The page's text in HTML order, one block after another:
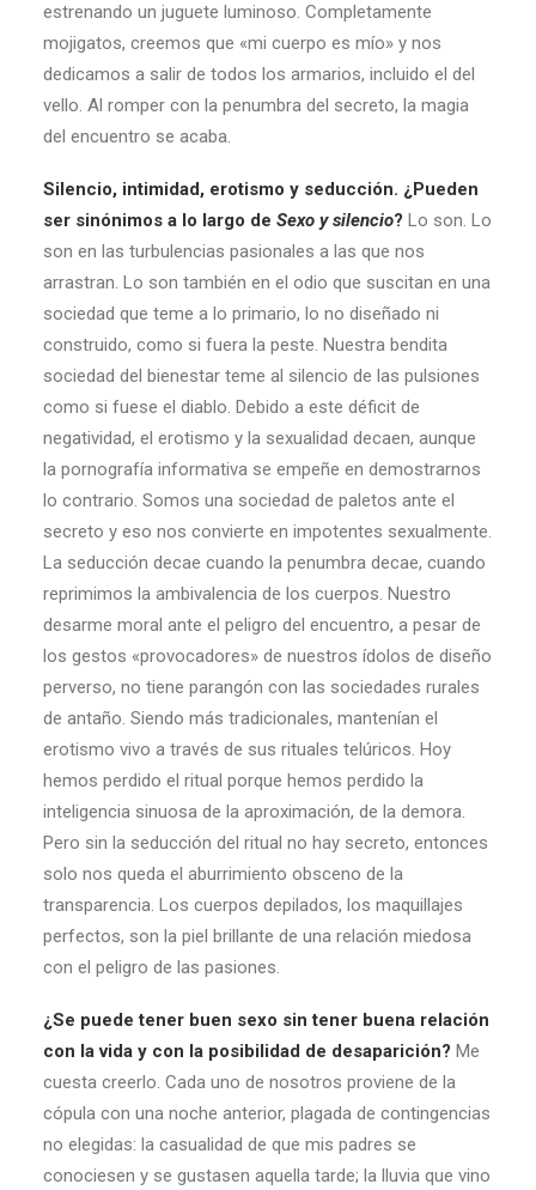
estrenando un juguete luminoso. Completamente
mojigatos, creemos que «mi cuerpo es mío» y nos
dedicamos a salir de todos los armarios, incluido el del
vello. Al romper con la penumbra del secreto, la magia
del encuentro se acaba.
Silencio, intimidad, erotismo y seducción. ¿Pueden
ser sinónimos a lo largo de Sexo y silencio? Lo son. Lo
son en las turbulencias pasionales a las que nos
arrastran. Lo son también en el odio que suscitan en una
sociedad que teme a lo primario, lo no diseñado ni
construido, como si fuera la peste. Nuestra bendita
sociedad del bienestar teme al silencio de las pulsiones
como si fuese el diablo. Debido a este déficit de
negatividad, el erotismo y la sexualidad decaen, aunque
la pornografía informativa se empeñe en demostrarnos
lo contrario. Somos una sociedad de paletos ante el
secreto y eso nos convierte en impotentes sexualmente.
La seducción decae cuando la penumbra decae, cuando
reprimimos la ambivalencia de los cuerpos. Nuestro
desarme moral ante el peligro del encuentro, a pesar de
los gestos «provocadores» de nuestros ídolos de diseño
perverso, no tiene parangón con las sociedades rurales
de antaño. Siendo más tradicionales, mantenían el
erotismo vivo a través de sus rituales telúricos. Hoy
hemos perdido el ritual porque hemos perdido la
inteligencia sinuosa de la aproximación, de la demora.
Pero sin la seducción del ritual no hay secreto, entonces
solo nos queda el aburrimiento obsceno de la
transparencia. Los cuerpos depilados, los maquillajes
perfectos, son la piel brillante de una relación miedosa
con el peligro de las pasiones.
¿Se puede tener buen sexo sin tener buena relación
con la vida y con la posibilidad de desaparición? Me
cuesta creerlo. Cada uno de nosotros proviene de la
cópula con una noche anterior, plagada de contingencias
no elegidas: la casualidad de que mis padres se
conociesen y se gustasen aquella tarde; la lluvia que vino